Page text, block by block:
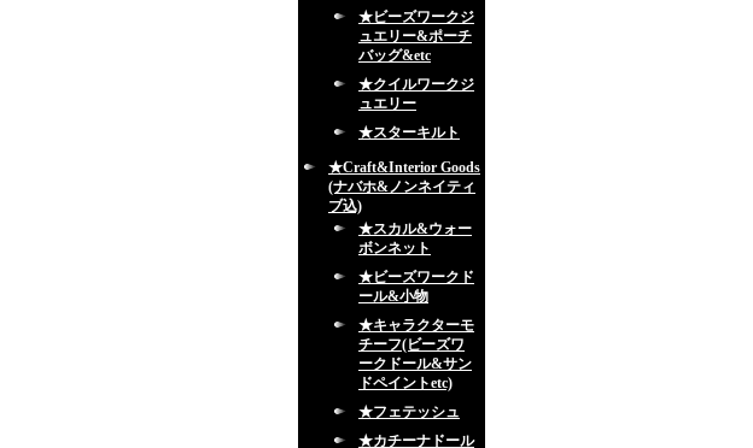
★ビーズワークジ
ュエリー&ポーチ
バッグ&etc
★クイルワークジ
ュエリー
★スターキルト
★Craft&Interior Goods
(ナバホ&ノンネイティ
ブ込)
★スカル&ウォー
ボンネット
★ビーズワークド
ール&小物
★キャラクターモ
チーフ(ビーズワ
ークドール&サン
ドペイントetc)
★フェテッシュ
★カチーナドール